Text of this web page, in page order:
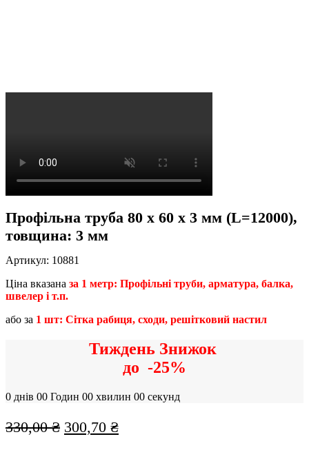
Профільна труба 80 x 60 x 3 мм (L=12000),
товщина: 3 мм
Артикул: 10881
Ціна вказана за 1 метр: Профільні труби, арматура, балка,
швелер і т.п.
або за 1 шт: Сітка рабиця, сходи, решітковий настил
Тиждень Знижок
до -25%
0 днів 00 Годин 00 хвилин 00 секунд
330,00₴ Оригінальна
300,70 ₴Поточна